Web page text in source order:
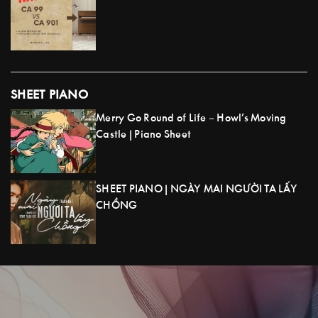
SHEET PIANO
Merry Go Round of Life – Howl’s Moving
Castle | Piano Sheet
SHEET PIANO | NGÀY MAI NGƯỜI TA LẤY
CHỒNG